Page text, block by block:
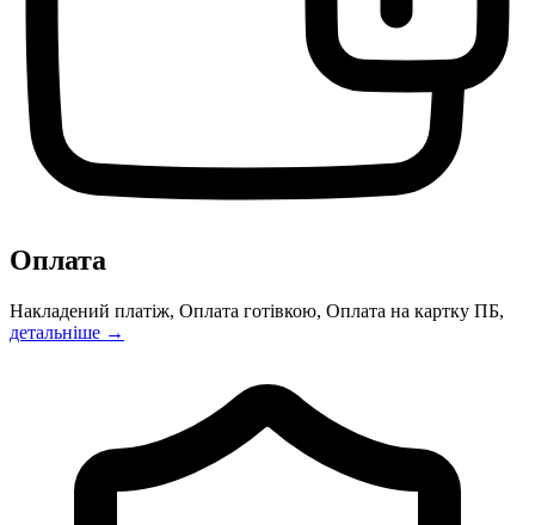
Оплата
Накладений платіж, Оплата готівкою, Оплата на картку ПБ,
детальніше →